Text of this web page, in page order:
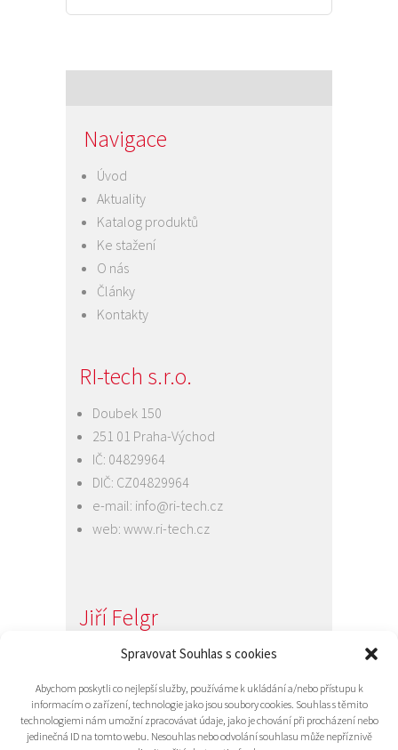
Spravovat Souhlas s cookies
Abychom poskytli co nejlepší služby, používáme k ukládání a/nebo přístupu k
informacím o zařízení, technologie jako jsou soubory cookies. Souhlas s těmito
technologiemi nám umožní zpracovávat údaje, jako je chování při procházení nebo
jedinečná ID na tomto webu. Nesouhlas nebo odvolání souhlasu může nepříznivě
Navigace
Úvod
Aktuality
Katalog produktů
Ke stažení
O nás
Články
Kontakty
RI-tech s.r.o.
Doubek 150
251 01 Praha-Východ
IČ: 04829964
DIČ: CZ04829964
e-mail: info@ri-tech.cz
web: www.ri-tech.cz
Jiří Felgr
Jednatel společnosti
e-mail:info@ri-tech.cz